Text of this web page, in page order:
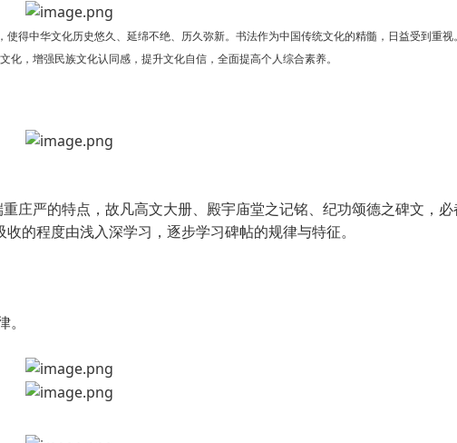
得中华文化历史悠久、延绵不绝、历久弥新。书法作为中国传统文化的精髓，日益受到重
，增强民族文化认同感，提升文化自信，全面提高个人综合素养。
庄严的特点，故凡高文大册、殿宇庙堂之记铭、纪功颂德之碑文，必
的程度由浅入深学习，逐步学习碑帖的规律与特征。
。